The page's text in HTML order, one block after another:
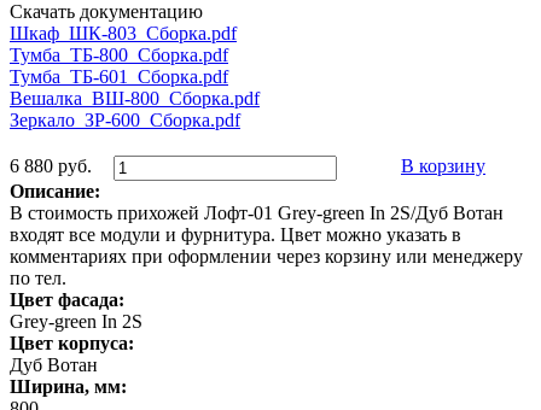
Скачать документацию
Шкаф_ШК-803_Сборка.pdf
Тумба_ТБ-800_Сборка.pdf
Тумба_ТБ-601_Сборка.pdf
Вешалка_ВШ-800_Сборка.pdf
Зеркало_ЗР-600_Сборка.pdf
6 880 руб.
В корзину
Описание:
В стоимость прихожей Лофт-01 Grey-green In 2S/Дуб Вотан
входят все модули и фурнитура. Цвет можно указать в
комментариях при оформлении через корзину или менеджеру
по тел.
Цвет фасада:
Grey-green In 2S
Цвет корпуса:
Дуб Вотан
Ширина, мм: